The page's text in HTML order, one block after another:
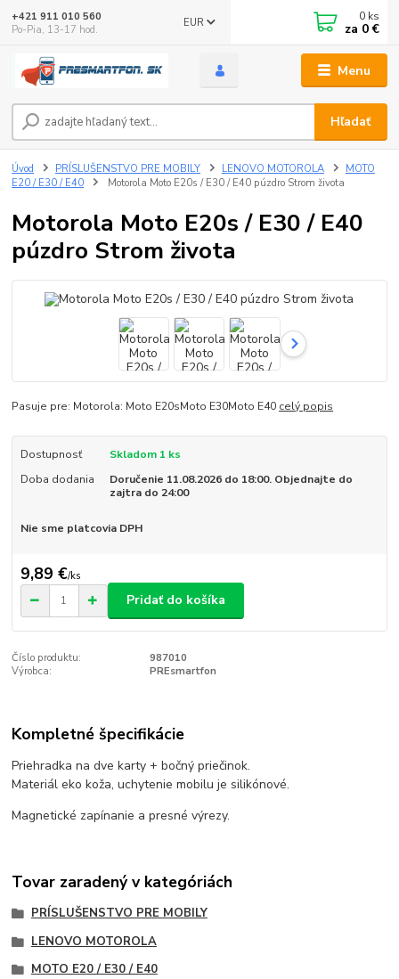
Menu
EUR
Hľadať
+421 911 010 560
Po-Pia, 13-17 hod.
0 ks
za 0 €
Úvod PRÍSLUŠENSTVO PRE MOBILY LENOVO MOTOROLA
MOTO
E20 / E30 / E40
Motorola Moto E20s / E30 / E40 púzdro Strom života
Motorola Moto E20s / E30 / E40
púzdro Strom života
Pasuje pre: Motorola: Moto E20sMoto E30Moto E40 celý popis
Dostupnosť
Skladom 1 ks
Doba dodania
Doručenie 11.08.2026 do 18:00. Objednajte do
zajtra do 24:00
Nie sme platcovia DPH
9,89 €/ks
Pridať do košíka
Číslo produktu:
987010
Výrobca:
PREsmartfon
Kompletné špecifikácie
Priehradka na dve karty + bočný priečinok.
Materiál eko koža, uchytenie mobilu je silikónové.
Magnetické zapínanie a presné výrezy.
Tovar zaradený v kategóriách
PRÍSLUŠENSTVO PRE MOBILY
LENOVO MOTOROLA
MOTO E20 / E30 / E40